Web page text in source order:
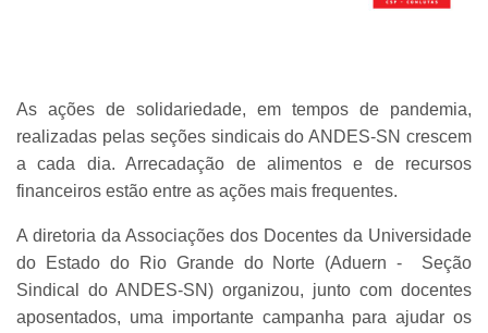
As ações de solidariedade, em tempos de pandemia,
realizadas pelas seções sindicais do ANDES-SN crescem
a cada dia. Arrecadação de alimentos e de recursos
financeiros estão entre as ações mais frequentes.
A diretoria da Associações dos Docentes da Universidade
do Estado do Rio Grande do Norte (Aduern - Seção
Sindical do ANDES-SN) organizou, junto com docentes
aposentados, uma importante campanha para ajudar os